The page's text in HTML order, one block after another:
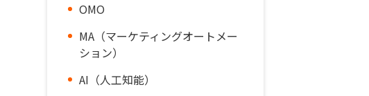
OMO
MA（マーケティングオートメー
ション）
AI（人工知能）